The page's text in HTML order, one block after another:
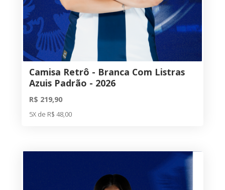
Camisa Retrô - Branca Com Listras
Azuis Padrão - 2026
R$ 219,90
5X de R$ 48,00